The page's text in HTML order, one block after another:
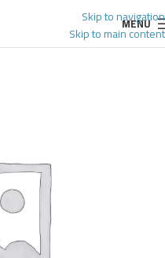
Skip to navigation
Skip to main content
MENU